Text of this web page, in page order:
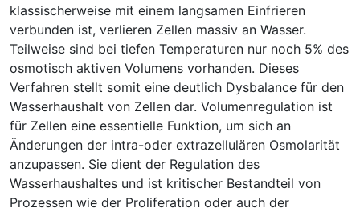
klassischerweise mit einem langsamen Einfrieren
verbunden ist, verlieren Zellen massiv an Wasser.
Teilweise sind bei tiefen Temperaturen nur noch 5% des
osmotisch aktiven Volumens vorhanden. Dieses
Verfahren stellt somit eine deutlich Dysbalance für den
Wasserhaushalt von Zellen dar. Volumenregulation ist
für Zellen eine essentielle Funktion, um sich an
Änderungen der intra-oder extrazellulären Osmolarität
anzupassen. Sie dient der Regulation des
Wasserhaushaltes und ist kritischer Bestandteil von
Prozessen wie der Proliferation oder auch der